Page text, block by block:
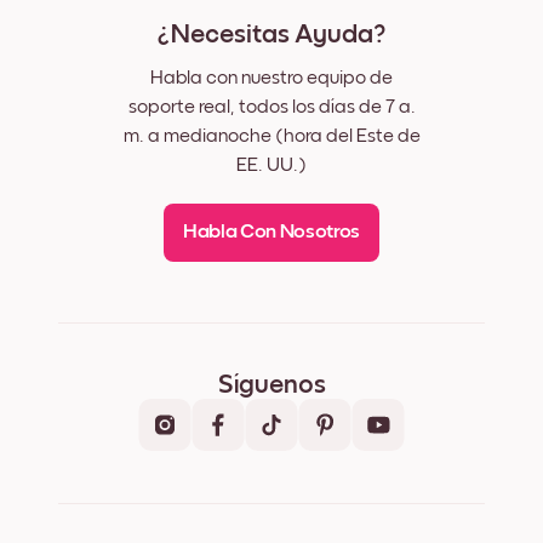
¿Necesitas Ayuda?
Habla con nuestro equipo de
soporte real, todos los días de 7 a.
m. a medianoche (hora del Este de
EE. UU.)
Habla Con Nosotros
Síguenos